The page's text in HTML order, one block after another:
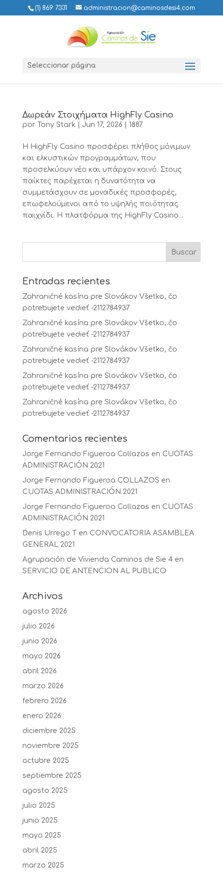
(1) 869 7331 administracion@caminosdesi4.com
Seleccionar página
Δωρεάν Στοιχήματα HighFly Casino
por Tony Stark Jun 17, 2026 1887
Η HighFly Casino προσφέρει πλήθος μόνιμων
και ελκυστικών προγραμμάτων, που
προσελκύουν νέο και υπάρχον κοινό. Στους
παίκτες παρέχεται η δυνατότητα να
συμμετάσχουν σε μοναδικές προσφορές,
επωφελούμενοι από το υψηλής ποιότητας
παιχνίδι. Η πλατφόρμα της HighFly Casino...
Entradas recientes
Zahraničné kasína pre Slovákov Všetko, čo
potrebujete vedieť -2112784937
Zahraničné kasína pre Slovákov Všetko, čo
potrebujete vedieť -2112784937
Zahraničné kasína pre Slovákov Všetko, čo
potrebujete vedieť -2112784937
Zahraničné kasína pre Slovákov Všetko, čo
potrebujete vedieť -2112784937
Zahraničné kasína pre Slovákov Všetko, čo
potrebujete vedieť -2112784937
Comentarios recientes
Jorge Fernando Figueroa Collazos en CUOTAS
ADMINISTRACIÓN 2021
Jorge Fernando Figueroa COLLAZOS en
CUOTAS ADMINISTRACIÓN 2021
Jorge Fernando Figueroa Collazos en CUOTAS
ADMINISTRACIÓN 2021
Denis Urrego T
en CONVOCATORIA ASAMBLEA
GENERAL 2021
Agrupación de Vivienda Caminos de Sie 4en
SERVICIO DE ANTENCION AL PUBLICO
Archivos
agosto 2026
julio 2026
junio 2026
mayo 2026
abril 2026
marzo 2026
febrero 2026
enero 2026
diciembre 2025
noviembre 2025
octubre 2025
septiembre 2025
agosto 2025
julio 2025
junio 2025
mayo 2025
abril 2025
marzo 2025